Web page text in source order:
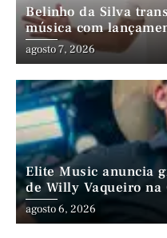
Belinho da Silva
música com
André da Mata e
agosto 7, 2026
Elite Music anuncia
de Willy Vaqueiro na
(PE)
agosto 6, 2026